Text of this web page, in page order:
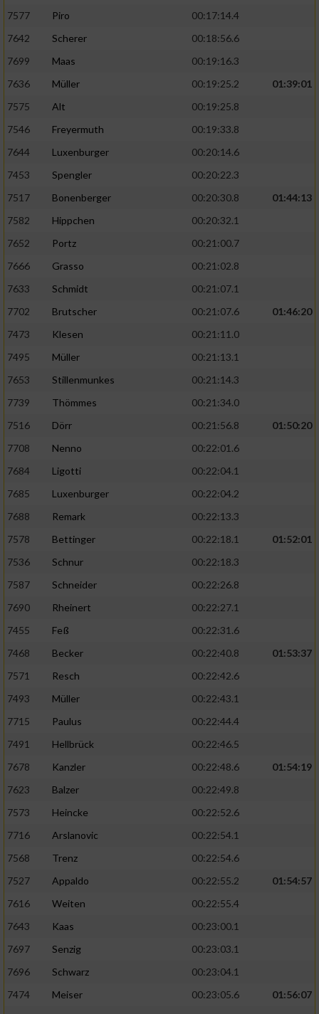
7577
Piro
00:17:14.4
7642
Scherer
00:18:56.6
7699
Maas
00:19:16.3
7636
Müller 00:19:25.2
01:39:01
7575
Alt
00:19:25.8
7546
Freyermuth
00:19:33.8
7644
Luxenburger
00:20:14.6
7453
Spengler
00:20:22.3
7517
Bonenberger 00:20:30.8
01:44:13
7582
Hippchen
00:20:32.1
7652
Portz
00:21:00.7
7666
Grasso
00:21:02.8
7633
Schmidt
00:21:07.1
7702
Brutscher 00:21:07.6
01:46:20
7473
Klesen
00:21:11.0
7495
Müller
00:21:13.1
7653
Stillenmunkes
00:21:14.3
7739
Thömmes
00:21:34.0
7516
Dörr 00:21:56.8
01:50:20
7708
Nenno
00:22:01.6
7684
Ligotti
00:22:04.1
7685
Luxenburger
00:22:04.2
7688
Remark
00:22:13.3
7578
Bettinger 00:22:18.1
01:52:01
7536
Schnur
00:22:18.3
7587
Schneider
00:22:26.8
7690
Rheinert
00:22:27.1
7455
Feß
00:22:31.6
7468
Becker 00:22:40.8
01:53:37
7571
Resch
00:22:42.6
7493
Müller
00:22:43.1
7715
Paulus
00:22:44.4
7491
Hellbrück
00:22:46.5
7678
Kanzler 00:22:48.6
01:54:19
7623
Balzer
00:22:49.8
7573
Heincke
00:22:52.6
7716
Arslanovic
00:22:54.1
7568
Trenz
00:22:54.6
7527
Appaldo 00:22:55.2
01:54:57
7616
Weiten
00:22:55.4
7643
Kaas
00:23:00.1
7697
Senzig
00:23:03.1
7696
Schwarz
00:23:04.1
7474
Meiser 00:23:05.6
01:56:07